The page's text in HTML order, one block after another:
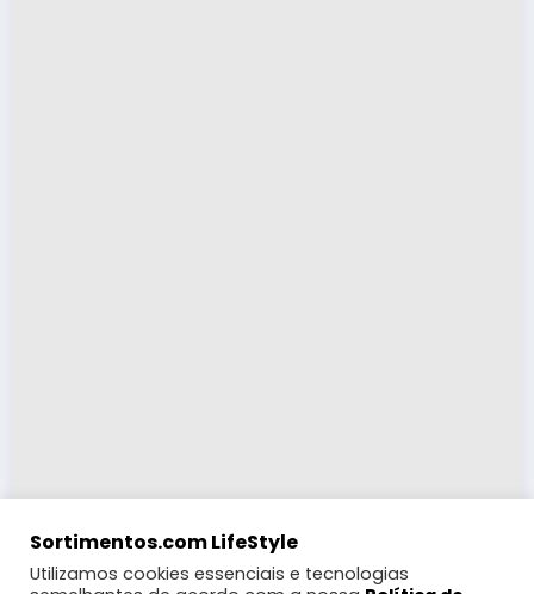
Sortimentos.com LifeStyle
Utilizamos cookies essenciais e tecnologias